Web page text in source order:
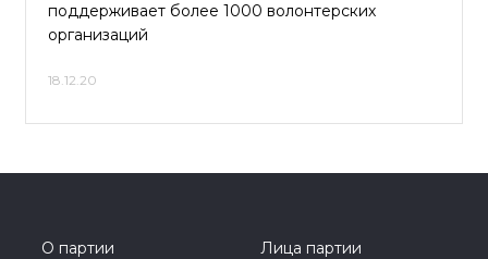
поддерживает более 1000 волонтерских
организаций
18.12.20
О партии
Лица партии